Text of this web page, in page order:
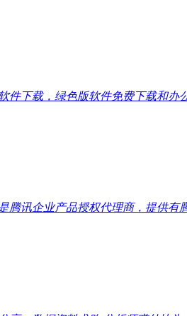
件下载，绿色版软件免费下载和办
腾讯企业产品授权代理商，提供有